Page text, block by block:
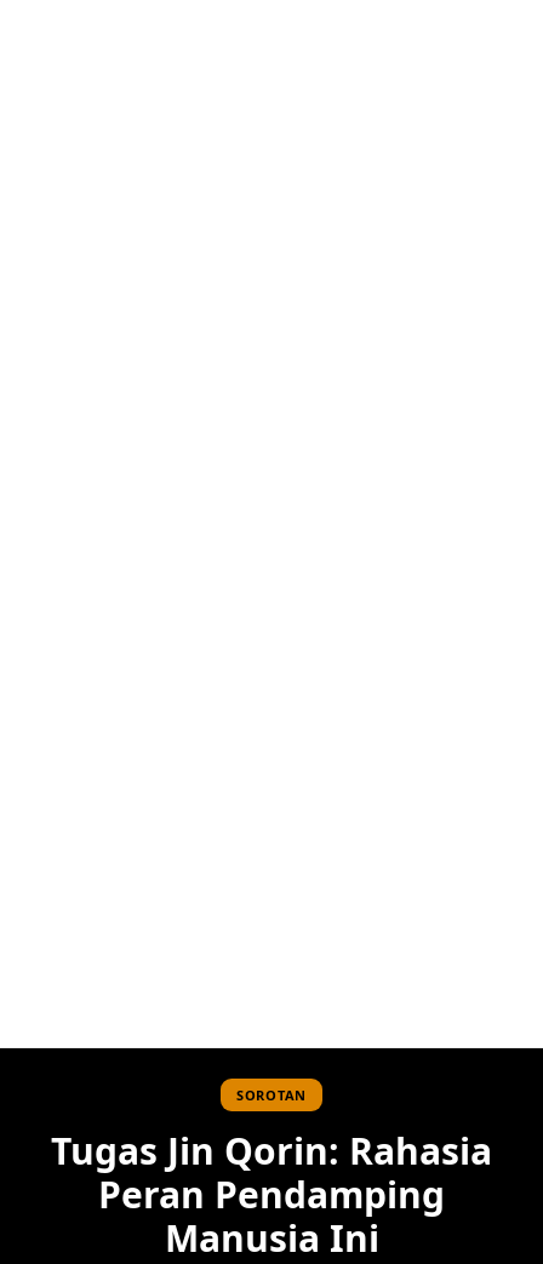
SOROTAN
Tugas Jin Qorin: Rahasia
Peran Pendamping
Manusia Ini